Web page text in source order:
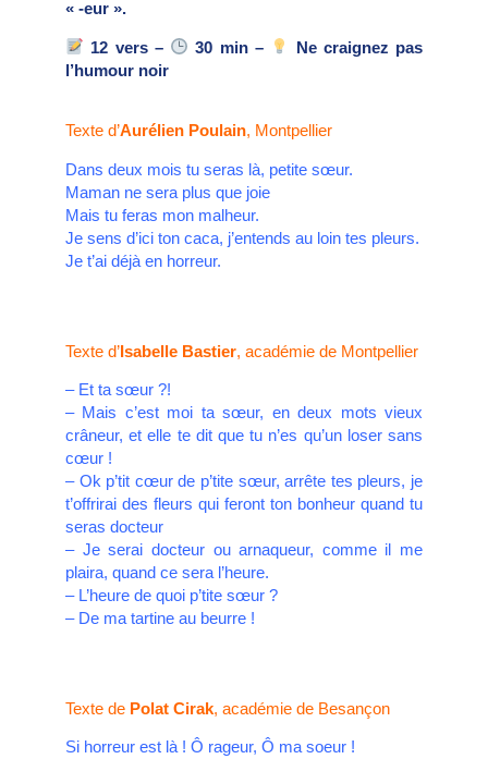
« -eur ».
12 vers – 30 min –
Ne craignez pas
l’humour noir
Texte d’Aurélien Poulain, Montpellier
Dans deux mois tu seras là, petite sœur.
Maman ne sera plus que joie
Mais tu feras mon malheur.
Je sens d’ici ton caca, j’entends au loin tes pleurs.
Je t’ai déjà en horreur.
Texte d’Isabelle Bastier, académie de Montpellier
– Et ta sœur ?!
– Mais c’est moi ta sœur, en deux mots vieux
crâneur, et elle te dit que tu n’es qu’un loser sans
cœur !
– Ok p’tit cœur de p’tite sœur, arrête tes pleurs, je
t’offrirai des fleurs qui feront ton bonheur quand tu
seras docteur
– Je serai docteur ou arnaqueur, comme il me
plaira, quand ce sera l’heure.
– L’heure de quoi p’tite sœur ?
– De ma tartine au beurre !
Texte de Polat Cirak, académie de Besançon
Si horreur est là ! Ô rageur, Ô ma soeur !